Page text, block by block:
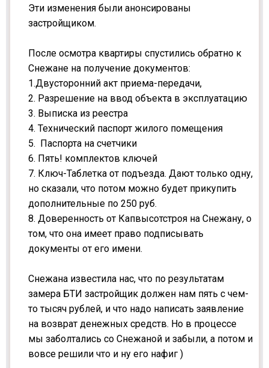
Эти изменения были анонсированы
застройщиком.
После осмотра квартиры спустились обратно к
Снежане на получение документов:
1.Двусторонний акт приема-передачи,
2. Разрешение на ввод объекта в эксплуатацию
3. Выписка из реестра
4. Технический паспорт жилого помещения
5. Паспорта на счетчики
6. Пять! комплектов ключей
7. Ключ-Таблетка от подъезда. Дают только одну,
но сказали, что потом можно будет прикупить
дополнительные по 250 руб.
8. Доверенность от Капвысотстроя на Снежану, о
том, что она имеет право подписывать
документы от его имени.
Снежана известила нас, что по результатам
замера БТИ застройщик должен нам пять с чем-
то тысяч рублей, и что надо написать заявление
на возврат денежных средств. Но в процессе
мы заболтались со Снежаной и забыли, а потом и
вовсе решили что и ну его нафиг )